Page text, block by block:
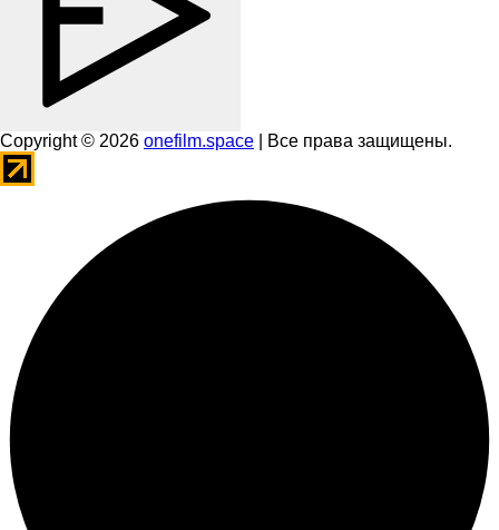
Copyright © 2026 onefilm.space | Все права защищены.